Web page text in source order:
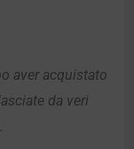
aver acquistato
da veri